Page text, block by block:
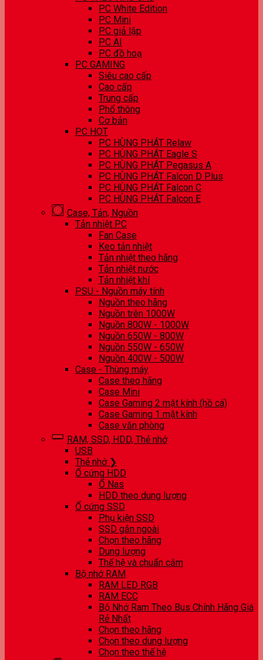
PC White Edition
PC Mini
PC giả lập
PC AI
PC đồ hoạ
PC GAMING
Siêu cao cấp
Cao cấp
Trung cấp
Phổ thông
Cơ bản
PC HOT
PC HÙNG PHÁT Relaw
PC HÙNG PHÁT Eagle S
PC HÙNG PHÁT Pegasus A
PC HÙNG PHÁT Falcon D Plus
PC HÙNG PHÁT Falcon C
PC HÙNG PHÁT Falcon E
Case, Tản, Nguồn
Tản nhiệt PC
Fan Case
Keo tản nhiệt
Tản nhiệt theo hãng
Tản nhiệt nước
Tản nhiệt khí
PSU - Nguồn máy tính
Nguồn theo hãng
Nguồn trên 1000W
Nguồn 800W - 1000W
Nguồn 650W - 800W
Nguồn 550W - 650W
Nguồn 400W - 500W
Case - Thùng máy
Case theo hãng
Case Mini
Case Gaming 2 mặt kính (hồ cá)
Case Gaming 1 mặt kính
Case văn phòng
RAM, SSD, HDD, Thẻ nhớ
USB
Thẻ nhớ ❯
Ổ cứng HDD
Ổ Nas
HDD theo dung lượng
Ổ cứng SSD
Phụ kiện SSD
SSD gắn ngoài
Chọn theo hãng
Dung lượng
Thế hệ và chuẩn cắm
Bộ nhớ RAM
RAM LED RGB
RAM ECC
Bộ Nhớ Ram Theo Bus Chính Hãng Giá
Rẻ Nhất
Chọn theo hãng
Chọn theo dung lượng
Chọn theo thế hệ